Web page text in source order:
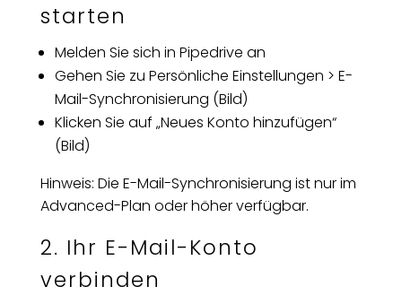
starten
Melden Sie sich in Pipedrive an
Gehen Sie zu Persönliche Einstellungen > E-
Mail-Synchronisierung (Bild)
Klicken Sie auf „Neues Konto hinzufügen“
(Bild)
Hinweis: Die E-Mail-Synchronisierung ist nur im
Advanced-Plan oder höher verfügbar.
2. Ihr E-Mail-Konto
verbinden